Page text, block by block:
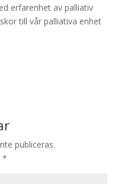
erfarenhet av palliativ
till vår palliativa enhet
publiceras.
*